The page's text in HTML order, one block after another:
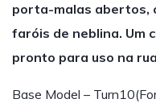
porta-malas abertos,
faróis de neblina. Um
pronto para uso na
Base Model –